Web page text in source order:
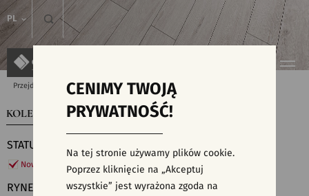
PL
Przejdź do strony głównej Kolekcje
KOLEKCJE WYSZUKIWARKA PŁYTEK
STATUS
Nowości
RYNEK
CENIMY TWOJĄ
PRYWATNOŚĆ!
Na tej stronie używamy plików cookie.
Poprzez kliknięcie na „Akceptuj
wszystkie” jest wyrażona zgoda na